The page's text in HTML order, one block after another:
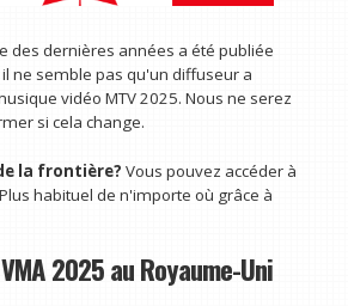
des dernières années a été publiée
ne semble pas qu'un diffuseur a
vidéo MTV 2025. Nous ne serez
si cela change.
la frontière? Vous pouvez accéder à
habituel de n'importe où grâce à
2025 au Royaume-Uni